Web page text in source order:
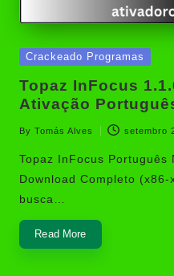
Posted
Crackeado Programas
Topaz InFocus
Ativação
Posted
by
By Tomás Alves setembro
Topaz InFocus Português
Download Completo
busca…
Read More